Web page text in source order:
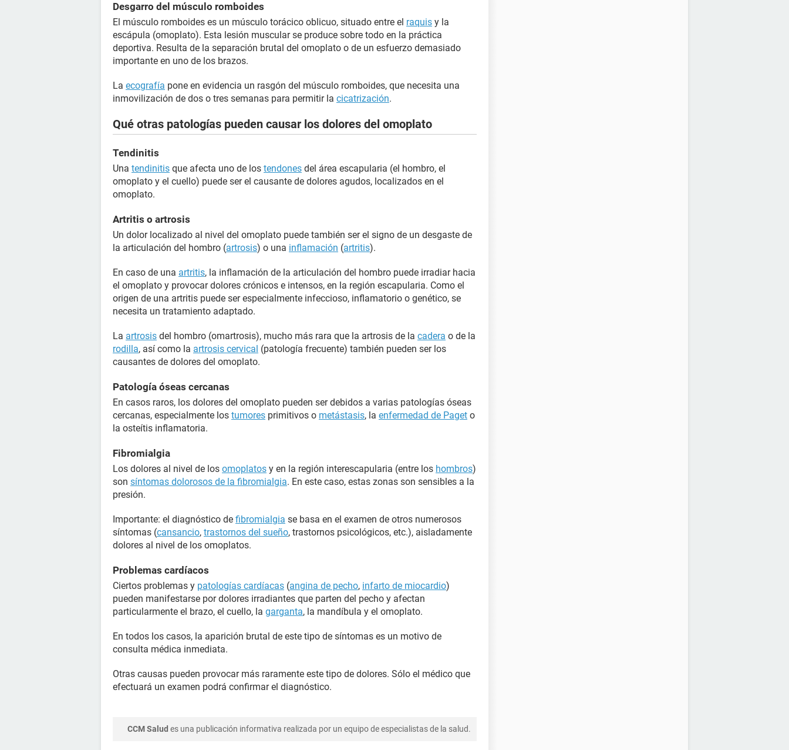
Desgarro del músculo romboides
El músculo romboides es un músculo torácico oblicuo, situado entre el raquis y la
escápula (omoplato). Esta lesión muscular se produce sobre todo en la práctica
deportiva. Resulta de la separación brutal del omoplato o de un esfuerzo demasiado
importante en uno de los brazos.
La ecografía pone en evidencia un rasgón del músculo romboides, que necesita una
inmovilización de dos o tres semanas para permitir la cicatrización.
Qué otras patologías pueden causar los dolores del omoplato
Tendinitis
Una tendinitis que afecta uno de los tendones del área escapularia (el hombro, el
omoplato y el cuello) puede ser el causante de dolores agudos, localizados en el
omoplato.
Artritis o artrosis
Un dolor localizado al nivel del omoplato puede también ser el signo de un desgaste de
la articulación del hombro (artrosis) o una inflamación (artritis).
En caso de una artritis, la inflamación de la articulación del hombro puede irradiar hacia
el omoplato y provocar dolores crónicos e intensos, en la región escapularia. Como el
origen de una artritis puede ser especialmente infeccioso, inflamatorio o genético, se
necesita un tratamiento adaptado.
La artrosis del hombro (omartrosis), mucho más rara que la artrosis de la cadera o de la
rodilla, así como la artrosis cervical (patología frecuente) también pueden ser los
causantes de dolores del omoplato.
Patología óseas cercanas
En casos raros, los dolores del omoplato pueden ser debidos a varias patologías óseas
cercanas, especialmente los tumores primitivos o metástasis, la enfermedad de Paget o
la osteítis inflamatoria.
Fibromialgia
Los dolores al nivel de los omoplatos y en la región interescapularia (entre los hombros)
son síntomas dolorosos de la fibromialgia. En este caso, estas zonas son sensibles a la
presión.
Importante: el diagnóstico de fibromialgia se basa en el examen de otros numerosos
síntomas (cansancio, trastornos del sueño, trastornos psicológicos, etc.), aisladamente
dolores al nivel de los omoplatos.
Problemas cardíacos
Ciertos problemas y patologías cardíacas (angina de pecho, infarto de miocardio)
pueden manifestarse por dolores irradiantes que parten del pecho y afectan
particularmente el brazo, el cuello, la garganta, la mandíbula y el omoplato.
En todos los casos, la aparición brutal de este tipo de síntomas es un motivo de
consulta médica inmediata.
Otras causas pueden provocar más raramente este tipo de dolores. Sólo el médico que
efectuará un examen podrá confirmar el diagnóstico.
CCM Salud es una publicación informativa realizada por un equipo de especialistas de la salud.